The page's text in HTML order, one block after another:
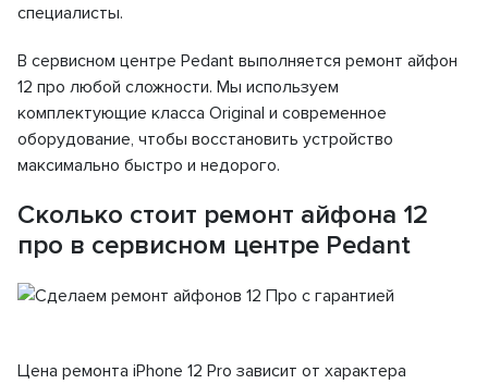
специалисты.
В сервисном центре Pedant выполняется ремонт айфон
12 про любой сложности. Мы используем
комплектующие класса Original и современное
оборудование, чтобы восстановить устройство
максимально быстро и недорого.
Сколько стоит ремонт айфона 12
про в сервисном центре Pedant
Цена ремонта iPhone 12 Pro зависит от характера